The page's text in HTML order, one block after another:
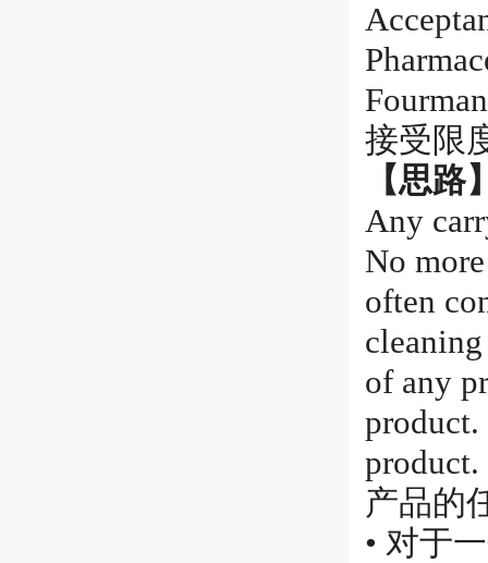
接受限
【思路
Any
No
often
of any
product.
产品的
• 对于